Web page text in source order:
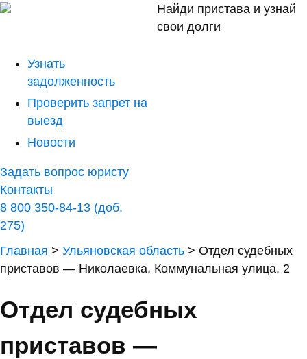
Найди пристава и узнай
свои долги
Узнать
задолженность
Проверить запрет на
выезд
Новости
Задать вопрос юристу
Контакты
8 800 350-84-13 (доб.
275)
Главная > Ульяновская область > Отдел судебных
приставов — Николаевка, Коммунальная улица, 2
Отдел судебных
приставов —